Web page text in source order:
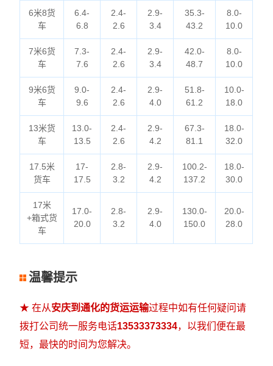
6米8货
车
6.4-
6.8
2.4-
2.6
2.9-
3.4
35.3-
43.2
8.0-
10.0
7米6货
车
7.3-
7.6
2.4-
2.6
2.9-
3.4
42.0-
48.7
8.0-
10.0
9米6货
车
9.0-
9.6
2.4-
2.6
2.9-
4.0
51.8-
61.2
10.0-
18.0
13米货
车
13.0-
13.5
2.4-
2.6
2.9-
4.2
67.3-
81.1
18.0-
32.0
17.5米
货车
17-
17.5
2.8-
3.2
2.9-
4.2
100.2-
137.2
18.0-
30.0
17米
+箱式货
车
17.0-
20.0
2.8-
3.2
2.9-
4.0
130.0-
150.0
20.0-
28.0
温馨提示
★ 在从安庆到通化的货运运输过程中如有任何疑问请
拨打公司统一服务电话13533373334，以我们便在最
短，最快的时间为您解决。